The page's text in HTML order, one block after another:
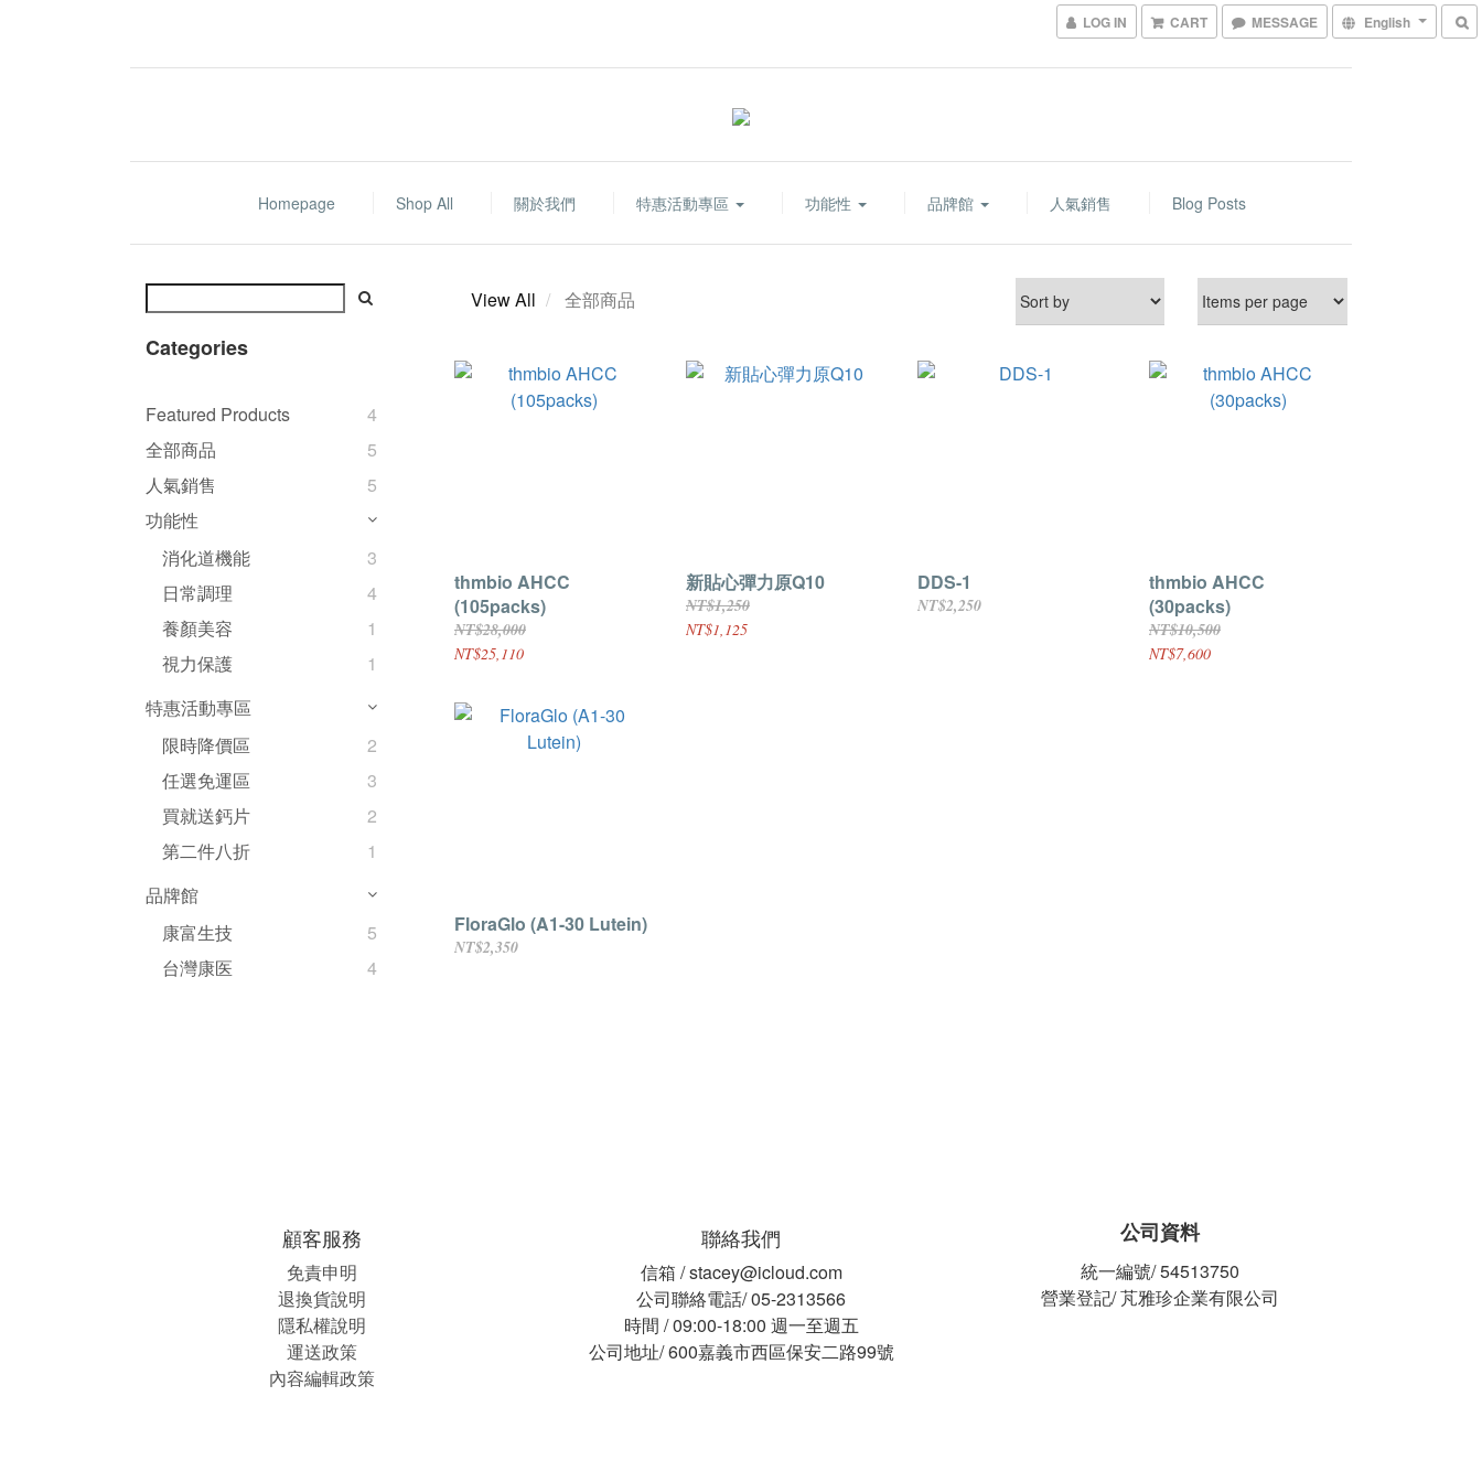
LOG IN CART MESSAGE English
Homepage Shop All 關於我們 特惠活動專區 功能性 品牌館 人氣銷售 Blog Posts
Categories
Featured Products
4
全部商品
5
人氣銷售
5
功能性
消化道機能
3
日常調理
4
養顏美容
1
視力保護
1
特惠活動專區
限時降價區
2
任選免運區
3
買就送鈣片
2
第二件八折
1
品牌館
康富生技
5
台灣康医
4
View All 全部商品
thmbio AHCC
(105packs)
NT$28,000
NT$25,110
新貼心彈力原Q10
NT$1,250
NT$1,125
DDS-1
NT$2,250
thmbio AHCC
(30packs)
NT$10,500
NT$7,600
FloraGlo (A1-30 Lutein)
NT$2,350
顧客服務
免責申明
退換貨說明
隱私權說明
運送政策
內容編輯政策
聯絡我們
信箱 / stacey@icloud.com
公司聯絡電話/ 05-2313566
時間 / 09:00-18:00 週一至週五
公司地址/ 600嘉義市西區保安二路99號
公司資料
統一編號/ 54513750
營業登記/ 芃雅珍企業有限公司